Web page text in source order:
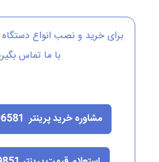
برای خرید و نصب انواع
با ما تماس
مشاوره خرید پرینتر 02188306581